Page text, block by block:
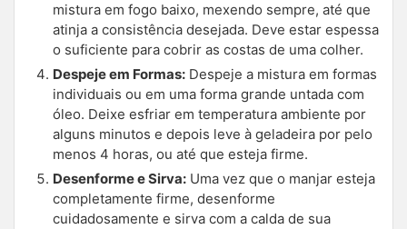
mistura em fogo baixo, mexendo sempre, até que
atinja a consistência desejada. Deve estar espessa
o suficiente para cobrir as costas de uma colher.
Despeje em Formas: Despeje a mistura em formas
individuais ou em uma forma grande untada com
óleo. Deixe esfriar em temperatura ambiente por
alguns minutos e depois leve à geladeira por pelo
menos 4 horas, ou até que esteja firme.
Desenforme e Sirva: Uma vez que o manjar esteja
completamente firme, desenforme
cuidadosamente e sirva com a calda de sua